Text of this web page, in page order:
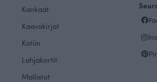
Kankaat
Kaavakirjat
Kotiin
Lahjakortit
Mallistot